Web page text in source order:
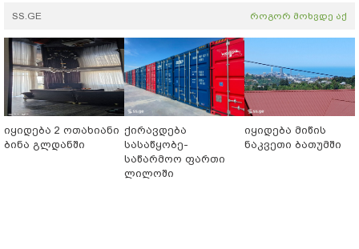
SS.GE როგორ მოხვდე აქ
იყიდება 2 ოთახიანი
ბინა გლდანში
ქირავდება
სასაწყობე-
საწარმოო ფართი
ლილოში
იყიდება მიწის
ნაკვეთი ბათუმში